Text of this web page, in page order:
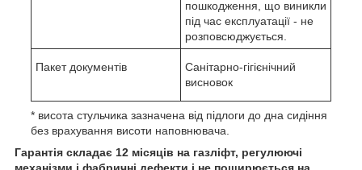
пошкодження, що виникли
під час експлуатації - не
розповсюджується.
Пакет документів
Санітарно-гігієнічний
висновок
* висота стульчика зазначена від підлоги до дна сидіння
без врахування висоти наповнювача.
Гарантія складає 12 місяців на газліфт, регулюючі
механізми і фабричні дефекти і не поширюється на